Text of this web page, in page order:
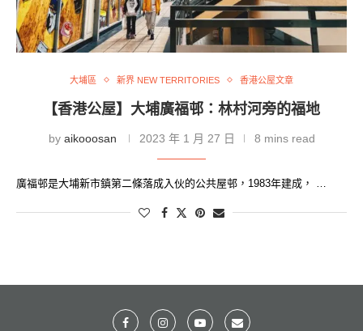
大埔區 新界 NEW TERRITORIES 香港公屋文章
【香港公屋】大埔廣福邨：林村河旁的福地
by aikooosan 2023 年 1 月 27 日 8 mins read
廣福邨是大埔新市鎮第二條落成入伙的公共屋邨，1983年建成， …